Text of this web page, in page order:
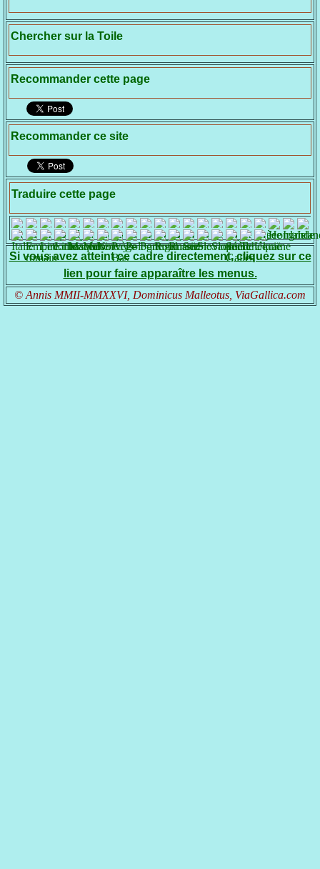
Chercher sur la Toile
Recommander cette page
Recommander ce site
Traduire cette page
Si vous avez atteint ce cadre directement, cliquez sur ce
lien pour faire apparaître les menus.
© Annis MMII-MMXXVI, Dominicus Malleotus, ViaGallica.com